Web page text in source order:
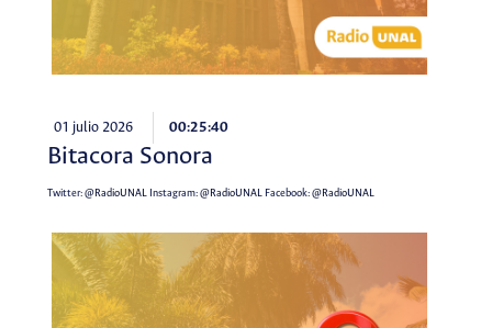
01 julio 2026 00:25:40
Bitacora Sonora
Twitter:@RadioUNALInstagram:@RadioUNALFacebook:@RadioUNAL